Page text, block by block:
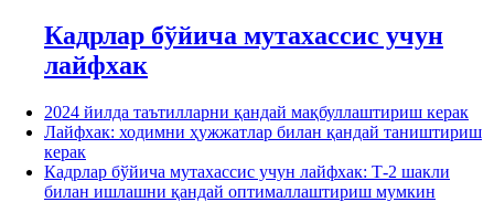
Кадрлар бўйича мутахассис учун
лайфхак
2024 йилда таътилларни қандай мақбуллаштириш керак
Лайфхак: ходимни ҳужжатлар билан қандай таништириш
керак
Кадрлар бўйича мутахассис учун лайфхак: Т-2 шакли
билан ишлашни қандай оптималлаштириш мумкин